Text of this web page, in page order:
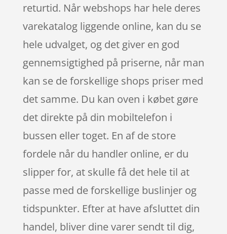
returtid. Når webshops har hele deres
varekatalog liggende online, kan du se
hele udvalget, og det giver en god
gennemsigtighed på priserne, når man
kan se de forskellige shops priser med
det samme. Du kan oven i købet gøre
det direkte på din mobiltelefon i
bussen eller toget. En af de store
fordele når du handler online, er du
slipper for, at skulle få det hele til at
passe med de forskellige buslinjer og
tidspunkter. Efter at have afsluttet din
handel, bliver dine varer sendt til dig,